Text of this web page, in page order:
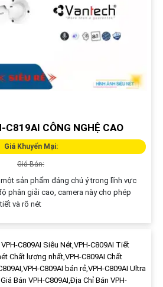
C819AI CÔNG NGHỆ CAO
Giá Khuyến Mại:
Giá Bán:
một sản phẩm đáng chú ý trong lĩnh vực
phân giải cao, camera này cho phép
và rõ nét